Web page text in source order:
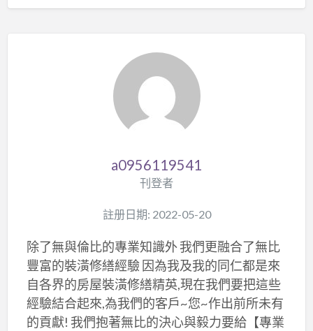
a0956119541
刊登者
註册日期: 2022-05-20
除了無與倫比的專業知識外 我們更融合了無比
豐富的裝潢修繕經驗 因為我及我的同仁都是來
自各界的房屋裝潢修繕精英,現在我們要把這些
經驗結合起來,為我們的客戶~您~作出前所未有
的貢獻! 我們抱著無比的決心與毅力要給【專業